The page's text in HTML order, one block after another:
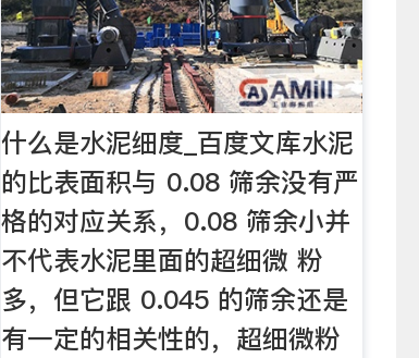
什么是水泥细度_百度文库水泥
的比表面积与 0.08 筛余没有严
格的对应关系，0.08 筛余小并
不代表水泥里面的超细微 粉
多，但它跟 0.045 的筛余还是
有一定的相关性的，超细微粉